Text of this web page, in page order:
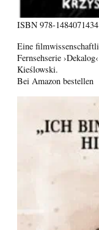
ISBN 978-1484071434
Eine
Fernsehserie
Kieślowski.
Bei Amazon bestellen